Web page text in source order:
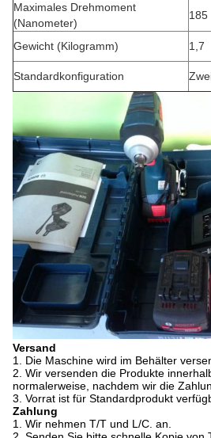
Maximales Drehmoment
(Nanometer)
185
Gewicht (Kilogramm) 1,7
Standardkonfiguration
Versand
1. Die Maschine wird im Behälter
2. Wir versenden die Produkte
normalerweise, nachdem wir die
3. Vorrat ist für Standardprodukt
Zahlung
1. Wir nehmen T/T und L/C. an.